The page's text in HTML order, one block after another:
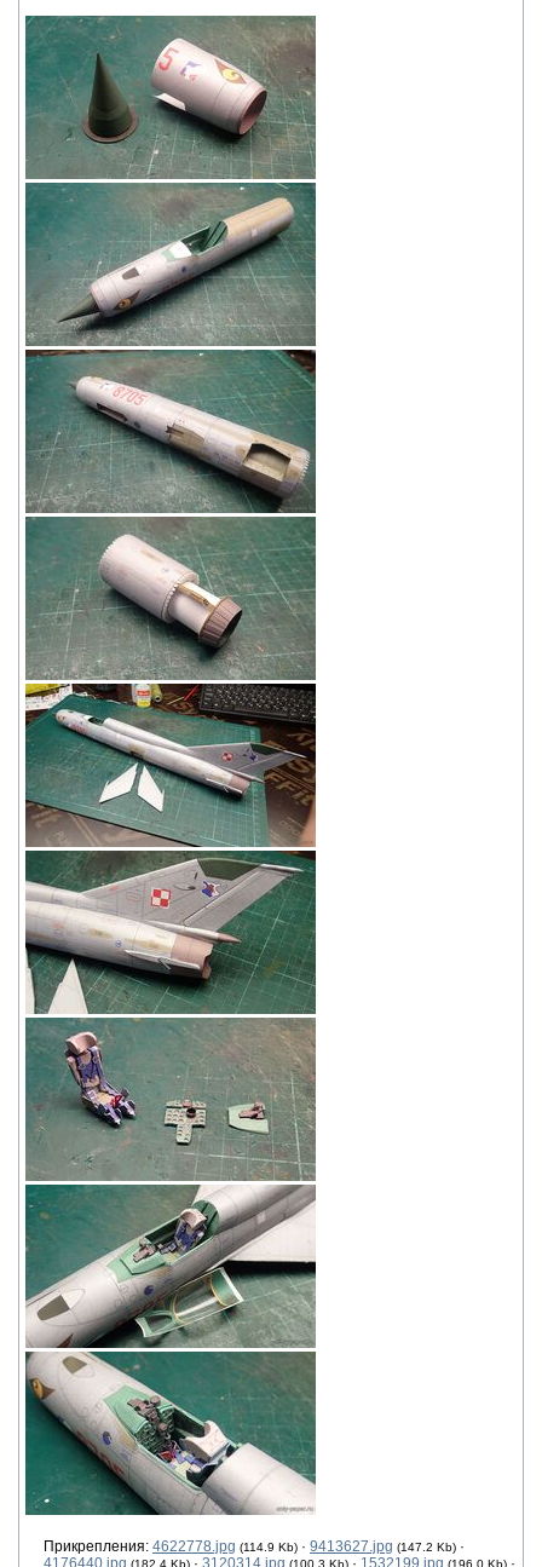
Прикрепления: 4622778.jpg (114.9 Kb) · 9413627.jpg (147.2 Kb) ·
4176440.jpg (182.4 Kb) · 3120314.jpg (100.3 Kb) · 1532199.jpg (196.0 Kb) ·